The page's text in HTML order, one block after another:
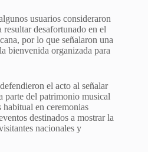
usuarios consideraron
desafortunado en el
por lo que señalaron una
bienvenida organizada para
el acto al señalar
parte del patrimonio musical
en ceremonias
destinados a mostrar la
nacionales y